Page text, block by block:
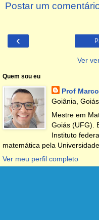
Postar um
‹
Ver
Quem sou eu
Prof
Goiânia,
Mestre em
Goiás (UFG).
Instituto
matemática pela
Ver meu perfil completo